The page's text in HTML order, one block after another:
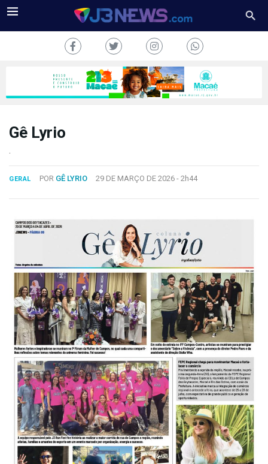
TV
FALE
CONOSCO
Desenvolvido
Hesea
Tecnologia
Sistemas
Gê Lyrio
GERAL POR GÊ LYRIO 29 DE MARÇO DE 2026 - 2h44